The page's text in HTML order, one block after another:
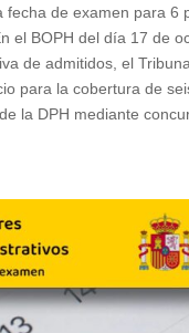
fecha de examen para 6
el BOPH del día 17 de
de admitidos, el
para la cobertura de
la DPH mediante